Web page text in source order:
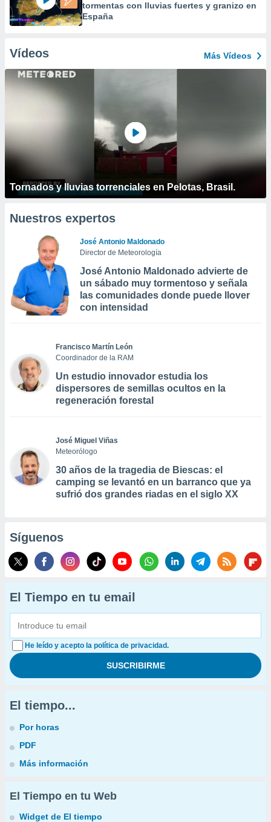
tormentas con lluvias fuertes y granizo en
España
Vídeos Más Vídeos
Tornados y lluvias torrenciales en Pelotas, Brasil.
Nuestros expertos
José Antonio Maldonado
Director de Meteorología
José Antonio Maldonado advierte de
un sábado muy tormentoso y señala
las comunidades donde puede llover
con intensidad
Francisco Martín León
Coordinador de la RAM
Un estudio innovador estudia los
dispersores de semillas ocultos en la
regeneración forestal
José Miguel Viñas
Meteorólogo
30 años de la tragedia de Biescas: el
camping se levantó en un barranco que ya
sufrió dos grandes riadas en el siglo XX
Síguenos
El Tiempo en tu email
He leído y acepto la política de privacidad.
El tiempo...
Por horas
PDF
Más información
El Tiempo en tu Web
Widget de El tiempo